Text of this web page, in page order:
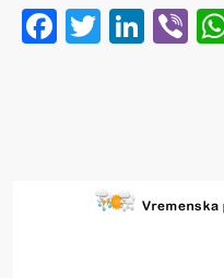
Facebook
Twitter